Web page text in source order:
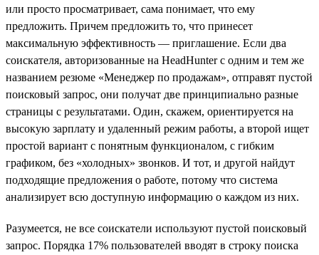
или просто просматривает, сама понимает, что ему
предложить. Причем предложить то, что принесет
максимальную эффективность — приглашение. Если два
соискателя, авторизованные на HeadHunter с одним и тем же
названием резюме «Менеджер по продажам», отправят пустой
поисковый запрос, они получат две принципиально разные
страницы с результатами. Один, скажем, ориентируется на
высокую зарплату и удаленный режим работы, а второй ищет
простой вариант с понятным функционалом, с гибким
графиком, без «холодных» звонков. И тот, и другой найдут
подходящие предложения о работе, потому что система
анализирует всю доступную информацию о каждом из них.
Разумеется, не все соискатели используют пустой поисковый
запрос. Порядка 17% пользователей вводят в строку поиска